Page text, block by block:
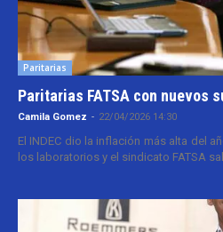
Paritarias
Paritarias FATSA con nuevos
Camila Gomez - 22/04/2026 14:30
El INDEC dio la inflación más alta del
los laboratorios y el sindicato FATSA